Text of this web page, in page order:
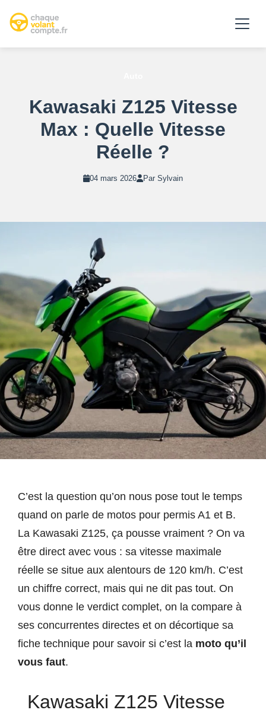
Kawasaki Z125 Vitesse
Max : Quelle Vitesse
Réelle ?
04 mars 2026 Par Sylvain
C’est la question qu’on nous pose tout le temps
quand on parle de motos pour permis A1 et B.
La Kawasaki Z125, ça pousse vraiment ? On va
être direct avec vous : sa vitesse maximale
réelle se situe aux alentours de 120 km/h. C’est
un chiffre correct, mais qui ne dit pas tout. On
vous donne le verdict complet, on la compare à
ses concurrentes directes et on décortique sa
fiche technique pour savoir si c’est la moto qu’il
vous faut.
Kawasaki Z125 Vitesse